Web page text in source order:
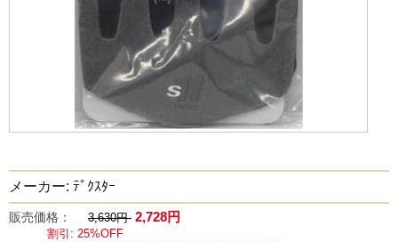
メーカー: ﾃﾞｸｽﾀｰ
販売価格： 3,630円 2,728円
割引: 25%OFF